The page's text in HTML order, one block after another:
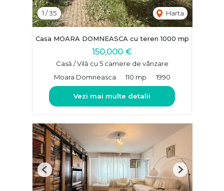
1 /35 Harta
Casa MOARA DOMNEASCA cu teren 1000 mp
150,000 €
Casă / Vilă cu 5 camere de vânzare
Moara Domneasca
110 mp 1990
Vezi mai multe detalii
Previous Next